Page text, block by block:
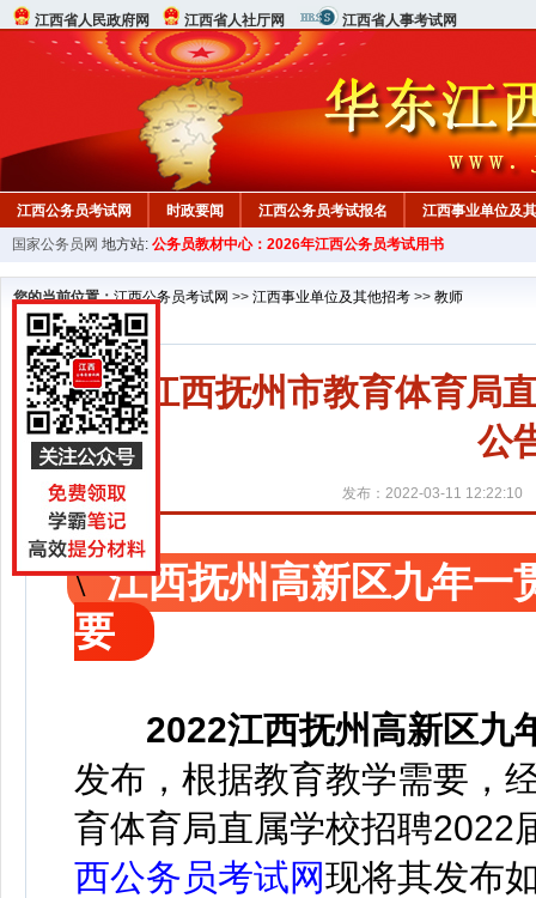
江西省人民政府网 江西省人社厅网 江西省人事考试网
江西公务员考试网 时政要闻 江西公务员考试报名 江西事业单位及
行测真题 在线咨询 教材中心
国家公务员网 地方站: 公务员教材中心：2026年江西公务员考试用书
您的当前位置：江西公务员考试网 >> 江西事业单位及其他招考 >> 教师
2022江西抚州市教育体育局
公
发布：2022-03-11 12:22:10
江西抚州高新区九年一
要
2022江西抚州高新区九
发布， 根据教育教学需要，
育体育局直属学校招聘2022
西公务员考试网现将其发布